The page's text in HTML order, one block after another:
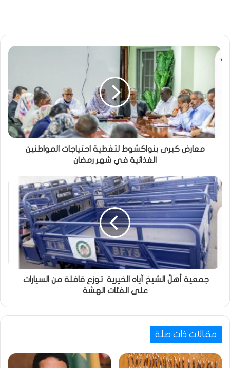
معارض كبرى بنواكشوط لتغطية احتياجات المواطنين
الغذائية في شهر رمضان
جمعية أهلّ الشيخ آياه الخيرية توزع قافلة من السيارات
على الفئات الهشة
مقالات ذات صلة